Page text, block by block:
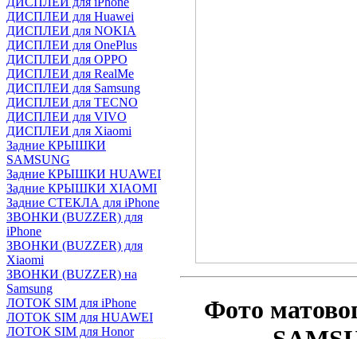
ДИСПЛЕИ для Huawei
ДИСПЛЕИ для NOKIA
ДИСПЛЕИ для OnePlus
ДИСПЛЕИ для OPPO
ДИСПЛЕИ для RealMe
ДИСПЛЕИ для Samsung
ДИСПЛЕИ для TECNO
ДИСПЛЕИ для VIVO
ДИСПЛЕИ для Xiaomi
Задние КРЫШКИ
SAMSUNG
Задние КРЫШКИ HUAWEI
Задние КРЫШКИ XIAOMI
Задние СТЕКЛА для iPhone
ЗВОНКИ (BUZZER) для
iPhone
ЗВОНКИ (BUZZER) для
Xiaomi
ЗВОНКИ (BUZZER) на
Samsung
ЛОТОК SIM для iPhone
ЛОТОК SIM для HUAWEI
ЛОТОК SIM для Honor
Фото